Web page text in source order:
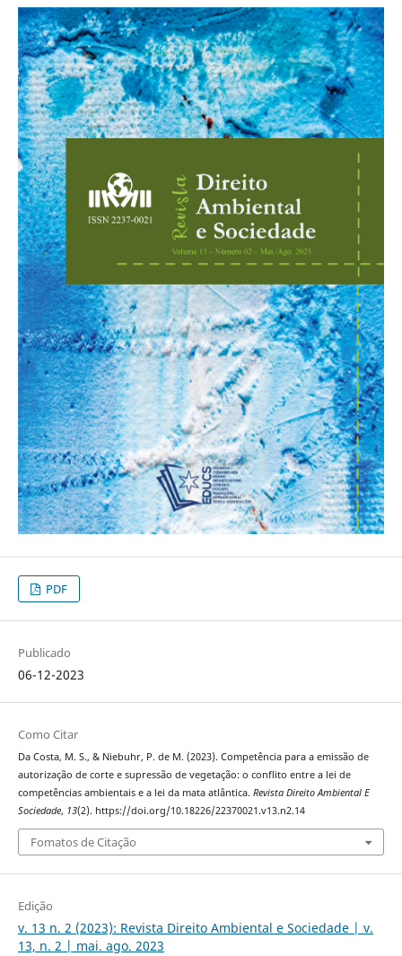
PDF
Publicado
06-12-2023
Como Citar
Da Costa, M. S., & Niebuhr, P. de M. (2023). Competência para a emissão de
autorização de corte e supressão de vegetação: o conflito entre a lei de
competências ambientais e a lei da mata atlântica. Revista Direito Ambiental E
Sociedade, 13(2). https://doi.org/10.18226/22370021.v13.n2.14
Fomatos de Citação
Edição
v. 13 n. 2 (2023): Revista Direito Ambiental e Sociedade | v.
13, n. 2 | mai. ago. 2023